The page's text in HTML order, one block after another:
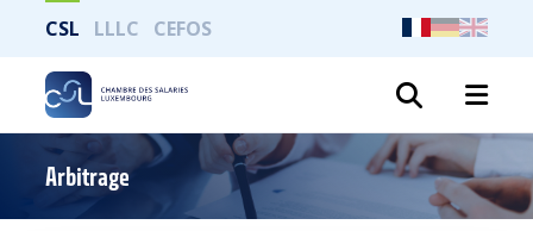
CSL LLLC CEFOS
Arbitrage